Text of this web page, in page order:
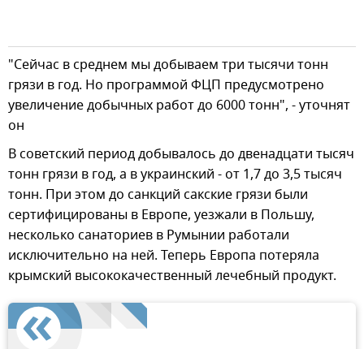
"Сейчас в среднем мы добываем три тысячи тонн
грязи в год. Но программой ФЦП предусмотрено
увеличение добычных работ до 6000 тонн", - уточнят
он
В советский период добывалось до двенадцати тысяч
тонн грязи в год, а в украинский - от 1,7 до 3,5 тысяч
тонн. При этом до санкций сакские грязи были
сертифицированы в Европе, уезжали в Польшу,
несколько санаториев в Румынии работали
исключительно на ней. Теперь Европа потеряла
крымский высококачественный лечебный продукт.